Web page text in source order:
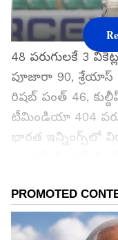
48 పరుగులకే 3
పూజారా 90, శ్రేయాస్
రిషబ్ పంత్ 46,
టీమిండియా 404
భారత ఇన్నింగ్స్‌లో
గూగుల్‌లో
ను మీ